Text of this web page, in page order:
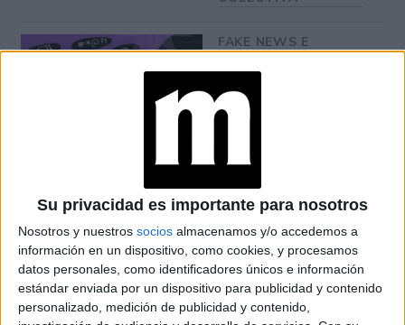
Su privacidad es importante para nosotros
Nosotros y nuestros socios almacenamos y/o accedemos a
información en un dispositivo, como cookies, y procesamos
datos personales, como identificadores únicos e información
estándar enviada por un dispositivo para publicidad y contenido
personalizado, medición de publicidad y contenido,
FAKE NEWS E
ARTIFICIAL: POR
QUÉ YA NO
SABEMOS QUÉ ES
REAL EN REDES
En este contexto de cuarentena, algunas personas están
refiriendo sueños más intensos. En relación con esto, una
de las hipótesis que se están evaluando, esla
posibilidad de que el propio cambio en la rutina del
sueño se asocie en alguna medida al mayor